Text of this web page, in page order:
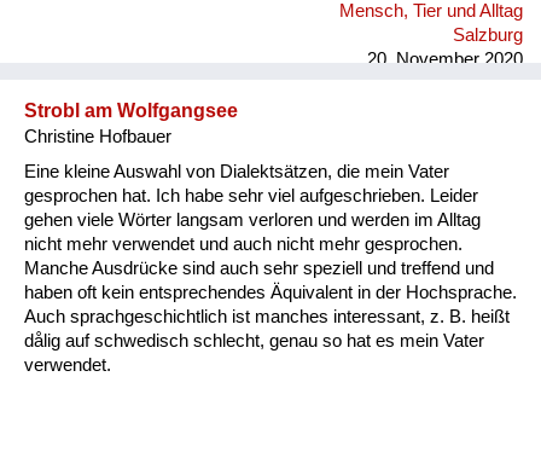
Mensch, Tier und Alltag
Salzburg
20. November 2020
Strobl am Wolfgangsee
Christine Hofbauer
Eine kleine Auswahl von Dialektsätzen, die mein Vater
gesprochen hat. Ich habe sehr viel aufgeschrieben. Leider
gehen viele Wörter langsam verloren und werden im Alltag
nicht mehr verwendet und auch nicht mehr gesprochen.
Manche Ausdrücke sind auch sehr speziell und treffend und
haben oft kein entsprechendes Äquivalent in der Hochsprache.
Auch sprachgeschichtlich ist manches interessant, z. B. heißt
dålig auf schwedisch schlecht, genau so hat es mein Vater
verwendet.